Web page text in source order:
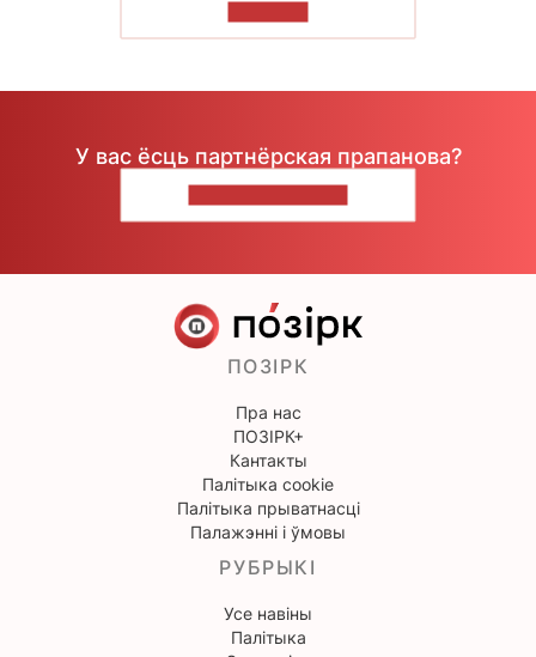
У вас ёсць партнёрская прапанова?
ПОЗІРК
Пра нас
ПОЗІРК+
Кантакты
Палітыка cookie
Палітыка прыватнасці
Палажэнні і ўмовы
РУБРЫКІ
Усе навіны
Палітыка